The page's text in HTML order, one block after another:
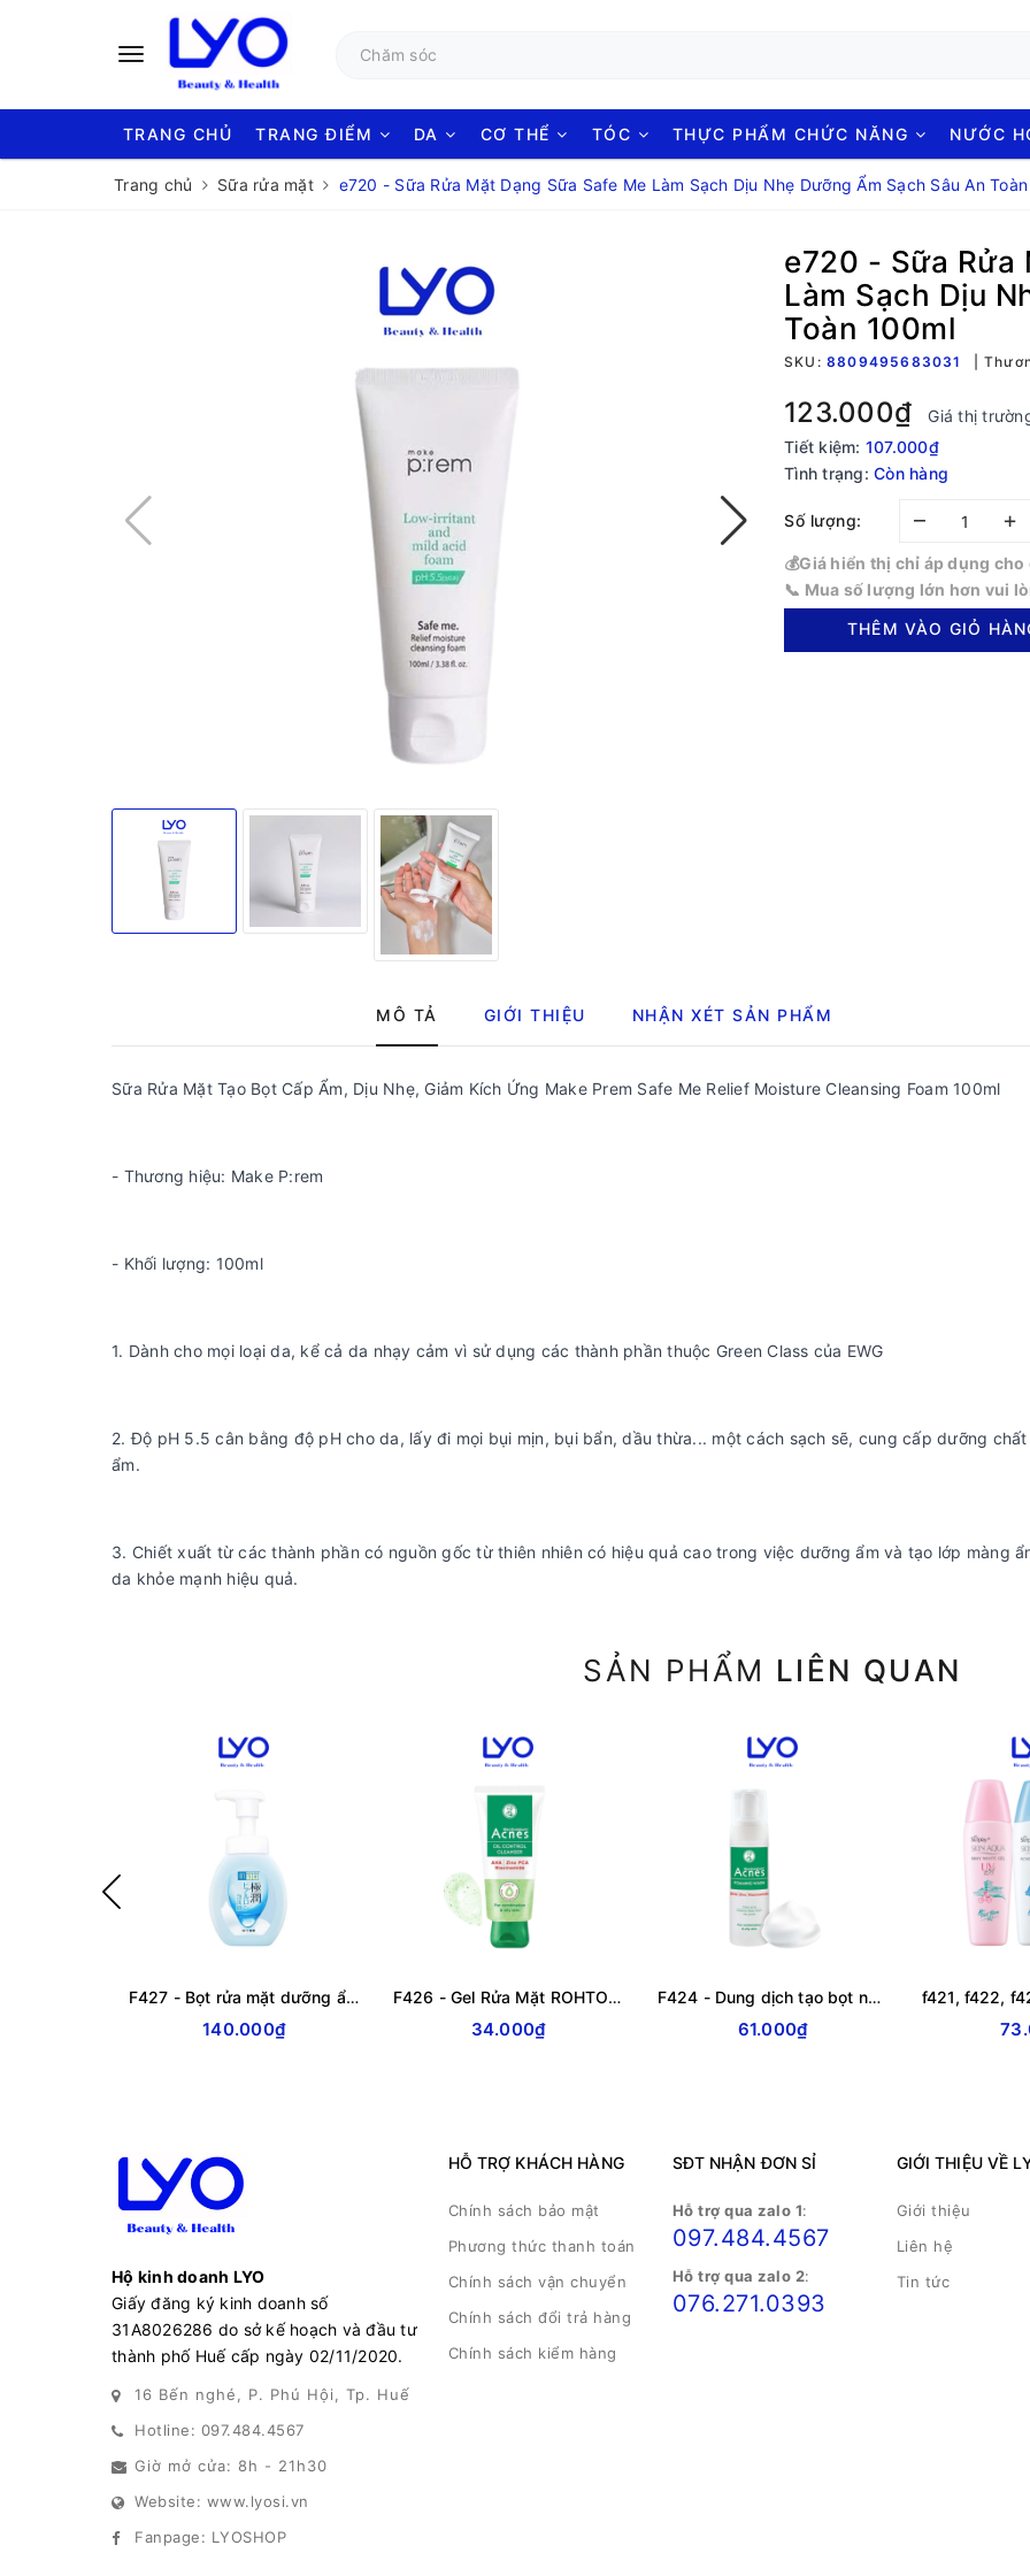
TRANG CHỦ TRANG ĐIỂM DA CƠ THỂ TÓC THỰC PHẨM CHỨC NĂNG NƯỚC
Trang chủ Sữa rửa mặt e720 - Sữa Rửa Mặt Dạng Sữa Safe Me Làm Sạch Dịu Nhẹ Dưỡng Ẩm Sạch Sâu An
e720 - Sữa Rửa
Làm Sạch Dịu
Toàn 100ml
SKU: 8809495683031
123.000₫ Giá thị
Tiết kiệm: 107.000₫
Tình trạng: Còn hàng
Số lượng: – +
💰Giá hiển thị chỉ áp dụng
📞 Mua số lượng lớn hơn vui
THÊM VÀO GIỎ
MÔ TẢ GIỚI THIỆU NHẬN XÉT SẢN PHẨM
Sữa Rửa Mặt Tạo Bọt Cấp Ẩm, Dịu Nhẹ, Giảm Kích Ứng Make Prem Safe Me Relief Moisture Cleansing Foam 100ml
- Thương hiệu: Make P:rem
- Khối lượng: 100ml
1. Dành cho mọi loại da, kể cả da nhạy cảm vì sử dụng các thành phần thuộc Green Class của EWG
2. Độ pH 5.5 cân bằng độ pH cho da, lấy đi mọi bụi mịn, bụi bẩn, dầu thừa... một cách sạch sẽ, cung cấp dưỡng
ẩm.
3. Chiết xuất từ các thành phần có nguồn gốc từ thiên nhiên có hiệu quả cao trong việc dưỡng ẩm và tạo lớp màng
da khỏe mạnh hiệu quả.
SẢN PHẨM LIÊN QUAN
F427 - Bọt rửa mặt dưỡng ẩm ROHTO Hada Labo Gokujyun Moisturizing Foaming Wash 160 ml
140.000₫
F426 - Gel Rửa Mặt ROHTO Acnes Kiểm Soát Nhờn Oil Control Cleanser
34.000₫
F424 - Dung dịch tạo bọt ngừa mụn ROHTO Acnes Foaming Wash 150ml
61.000₫
Hộ kinh doanh LYO
Giấy đăng ký kinh doanh số
31A8026286 do sở kế hoạch và đầu tư
thành phố Huế cấp ngày 02/11/2020.
16 Bến nghé, P. Phú Hội, Tp. Huế
Hotline: 097.484.4567
Giờ mở cửa: 8h - 21h30
Website: www.lyosi.vn
Fanpage: LYOSHOP
HỖ TRỢ KHÁCH HÀNG
Chính sách bảo mật
Phương thức thanh toán
Chính sách vận chuyển
Chính sách đổi trả hàng
Chính sách kiểm hàng
SĐT NHẬN ĐƠN SỈ
Hỗ trợ qua zalo 1:
097.484.4567
Hỗ trợ qua zalo 2:
076.271.0393
GIỚI THIỆU VỀ
Giới thiệu
Liên hệ
Tin tức